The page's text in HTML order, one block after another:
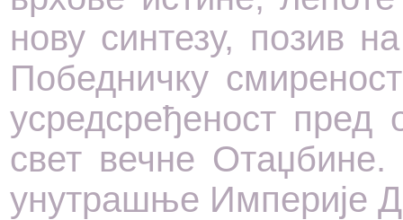
нову синтезу, позив
Победничку
усредсређеност пред
свет вечне
унутрашње Империје